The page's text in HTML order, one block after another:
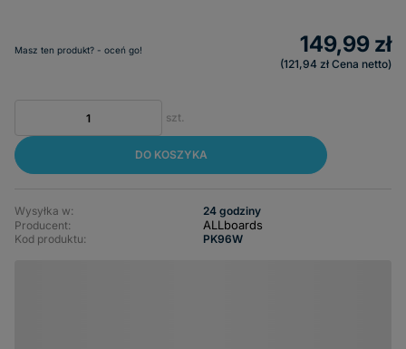
Masz ten produkt? - oceń go! 149,99 zł
121,94 zł Cena netto
szt.
DO KOSZYKA
Wysyłka w:
24 godziny
Producent:
ALLboards
Kod produktu: PK96W